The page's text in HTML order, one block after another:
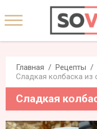
Главная Рецепты
Сладкая колбаска из
Сладкая